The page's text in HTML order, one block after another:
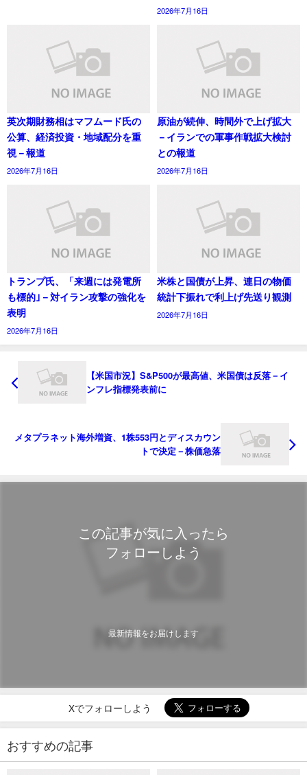
2026年7月16日
英次期財務相はマフムード氏の
公算、経済投資・地域配分を重
視－報道
2026年7月16日
原油が続伸、時間外で上げ拡大
－イランでの軍事作戦拡大検討
との報道
2026年7月16日
トランプ氏、「来週には発電所
も標的｣－対イラン攻撃の強化を
表明
2026年7月16日
米株と国債が上昇、連日の物価
統計下振れで利上げ先送り観測
2026年7月16日
【米国市況】S&P500が最高値、米国債は反落－イ
ンフレ指標発表前に
メタプラネット海外増資、1株553円とディスカウン
トで決定－株価急落
この記事が気に入ったら
フォローしよう
最新情報をお届けします
Xでフォローしよう
おすすめの記事